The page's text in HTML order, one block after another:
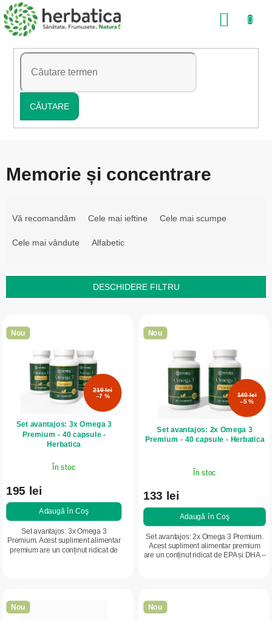
Treci
la
conținut
CĂUTARE
COŞ
Memorie și concentrare
e
a
e
l
u
i
Vă recomandăm Cele mai ieftine Cele mai scumpe
Cele mai vândute Alfabetic
DESCHIDERE FILTRU
i
e
Nou
210 lei
–7 %
Set avantajos: 3x Omega 3
Premium - 40 capsule -
Herbatica
În stoc
195 lei
Adaugă în Coş
Set avantajos: 3x Omega 3
Premium. Acest supliment alimentar
premium are un conținut ridicat de
Nou
140 lei
–5 %
Set avantajos: 2x Omega 3
Premium - 40 capsule - Herbatica
În stoc
133 lei
Adaugă în Coş
Set avantajos: 2x Omega 3 Premium.
Acest supliment alimentar premium
are un conținut ridicat de EPA și DHA –
Nou Nou